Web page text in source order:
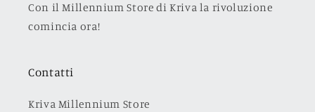
Con il Millennium Store di Kriva la rivoluzione
comincia ora!
Contatti
Kriva Millennium Store